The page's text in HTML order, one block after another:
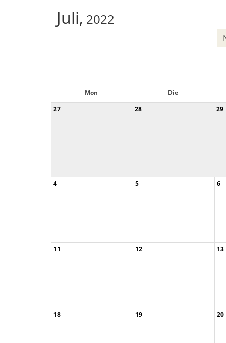
Juli, 2022
Mon Die
27
28 29
4 5 6
11 12 13
18 19 20